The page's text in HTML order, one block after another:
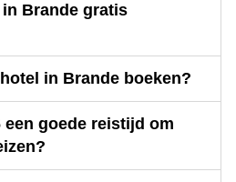
Brande gratis
in Brande boeken?
een goede reistijd om